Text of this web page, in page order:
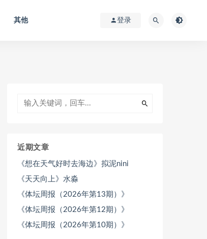
其他 登录
近期文章
《想在天气好时去海边》拟泥nini
《天天向上》水淼
《体坛周报（2026年第13期）》
《体坛周报（2026年第12期）》
《体坛周报（2026年第10期）》